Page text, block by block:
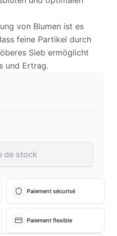
von Blumen ist es
feine Partikel durch
Sieb ermöglicht
und Ertrag.
de stock
Paiement sécurisé
Paiement flexible